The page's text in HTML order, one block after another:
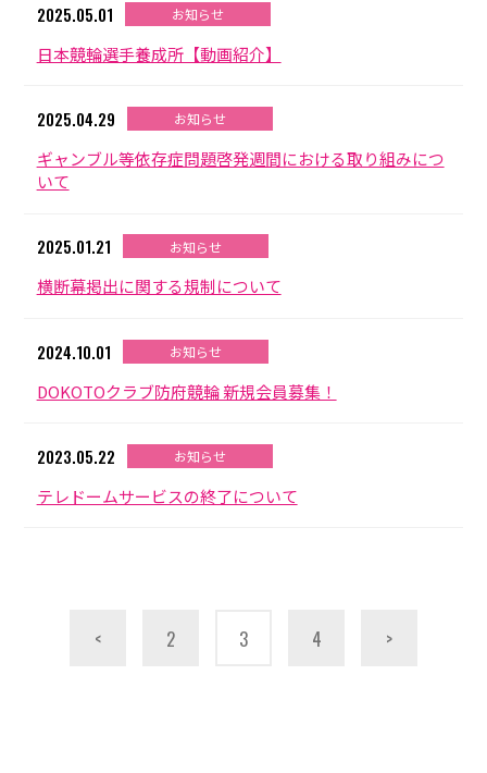
2025.05.01 お知らせ
日本競輪選手養成所【動画紹介】
2025.04.29 お知らせ
ギャンブル等依存症問題啓発週間における取り組みにつ
いて
2025.01.21 お知らせ
横断幕掲出に関する規制について
2024.10.01 お知らせ
DOKOTOクラブ防府競輪 新規会員募集！
2023.05.22 お知らせ
テレドームサービスの終了について
< 2 3 4 >